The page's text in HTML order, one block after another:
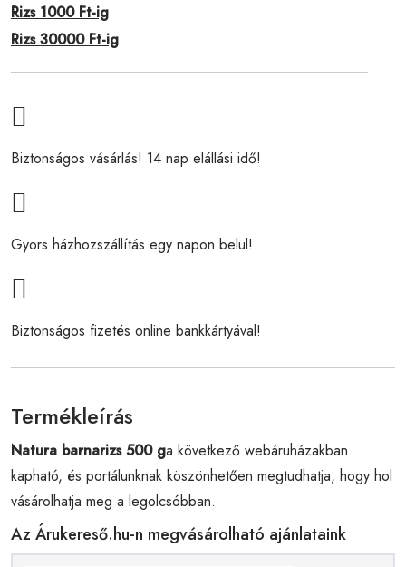
Rizs 1000 Ft-ig
Rizs 30000 Ft-ig
Biztonságos vásárlás! 14 nap elállási idő!
Gyors házhozszállítás egy napon belül!
Biztonságos fizetés online bankkártyával!
Termékleírás
Natura barnarizs 500 ga következő webáruházakban
kapható, és portálunknak köszönhetően megtudhatja, hogy hol
vásárolhatja meg a legolcsóbban.
Az Árukereső.hu-n megvásárolható ajánlataink